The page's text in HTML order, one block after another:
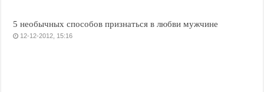
5 необычных способов признаться в любви мужчине
12-12-2012, 15:16